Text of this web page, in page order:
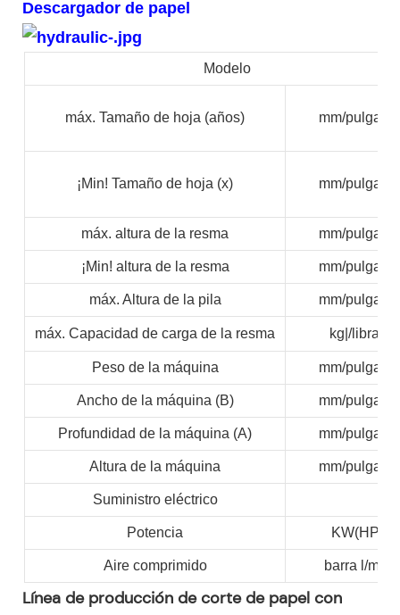
Descargador de papel
Modelo
máx. Tamaño de hoja (años) mm/pulgada
¡Min! Tamaño de hoja (x) mm/pulgada
máx. altura de la resma mm/pulgada
¡Min! altura de la resma mm/pulgada
máx. Altura de la pila mm/pulgada
máx. Capacidad de carga de la resma kg|/libras
Peso de la máquina mm/pulgada
Ancho de la máquina (B) mm/pulgada
Profundidad de la máquina (A) mm/pulgada
Altura de la máquina mm/pulgada
Suministro eléctrico
Potencia KW(HP)
Aire comprimido barra l/min
Línea de producción de corte de papel con